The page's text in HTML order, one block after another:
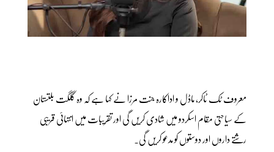
معروف ٹک ٹاکر، ماڈل و اداکارہ جنت مرزا نے کہا ہے کہ وہ گلگت بلتستان
کے سیاحتی مقام اسکردو میں شادی کریں گی اور تقریبات میں انتہائی قریبی
رشتے داروں اور دوستوں کو مدعو کریں گی۔